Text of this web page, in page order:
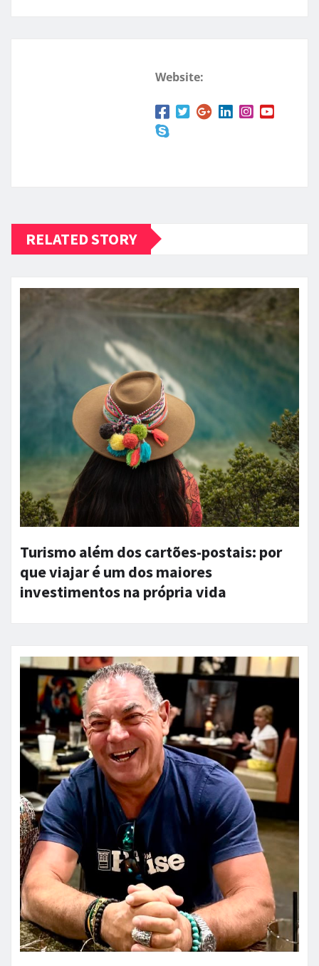
Website:
RELATED STORY
Turismo além dos cartões-postais: por
que viajar é um dos maiores
investimentos na própria vida